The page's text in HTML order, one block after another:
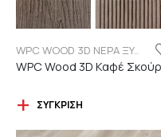
WPC WOOD 3D ΝΕΡΑ ΞΥΛΟΥ
ΣΎΓΚΡΙΣΗ